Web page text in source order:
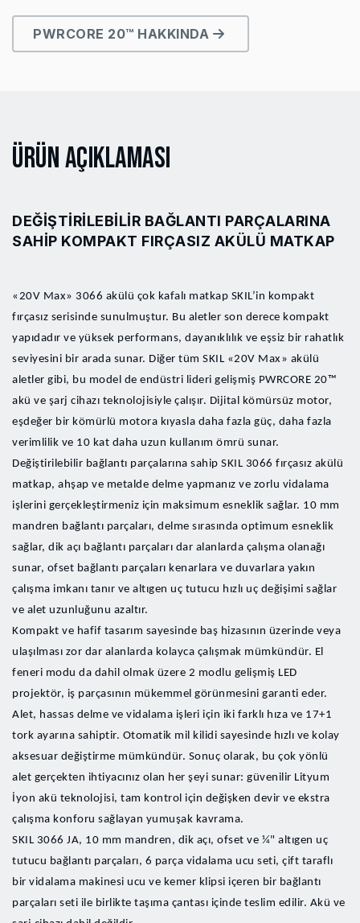
PWRCORE 20™ HAKKINDA
Ürün Açıklaması
DEĞIŞTIRILEBILIR BAĞLANTI PARÇALARINA
SAHIP KOMPAKT FIRÇASIZ AKÜLÜ MATKAP
«20V Max» 3066 akülü çok kafalı matkap SKIL’in kompakt
fırçasız serisinde sunulmuştur. Bu aletler son derece kompakt
yapıdadır ve yüksek performans, dayanıklılık ve eşsiz bir rahatlık
seviyesini bir arada sunar. Diğer tüm SKIL «20V Max» akülü
aletler gibi, bu model de endüstri lideri gelişmiş PWRCORE 20™
akü ve şarj cihazı teknolojisiyle çalışır. Dijital kömürsüz motor,
eşdeğer bir kömürlü motora kıyasla daha fazla güç, daha fazla
verimlilik ve 10 kat daha uzun kullanım ömrü sunar.
Değiştirilebilir bağlantı parçalarına sahip SKIL 3066 fırçasız akülü
matkap, ahşap ve metalde delme yapmanız ve zorlu vidalama
işlerini gerçekleştirmeniz için maksimum esneklik sağlar. 10 mm
mandren bağlantı parçaları, delme sırasında optimum esneklik
sağlar, dik açı bağlantı parçaları dar alanlarda çalışma olanağı
sunar, ofset bağlantı parçaları kenarlara ve duvarlara yakın
çalışma imkanı tanır ve altıgen uç tutucu hızlı uç değişimi sağlar
ve alet uzunluğunu azaltır.
Kompakt ve hafif tasarım sayesinde baş hizasının üzerinde veya
ulaşılması zor dar alanlarda kolayca çalışmak mümkündür. El
feneri modu da dahil olmak üzere 2 modlu gelişmiş LED
projektör, iş parçasının mükemmel görünmesini garanti eder.
Alet, hassas delme ve vidalama işleri için iki farklı hıza ve 17+1
tork ayarına sahiptir. Otomatik mil kilidi sayesinde hızlı ve kolay
aksesuar değiştirme mümkündür. Sonuç olarak, bu çok yönlü
alet gerçekten ihtiyacınız olan her şeyi sunar: güvenilir Lityum
İyon akü teknolojisi, tam kontrol için değişken devir ve ekstra
çalışma konforu sağlayan yumuşak kavrama.
SKIL 3066 JA, 10 mm mandren, dik açı, ofset ve ¼" altıgen uç
tutucu bağlantı parçaları, 6 parça vidalama ucu seti, çift taraflı
bir vidalama makinesi ucu ve kemer klipsi içeren bir bağlantı
parçaları seti ile birlikte taşıma çantası içinde teslim edilir. Akü ve